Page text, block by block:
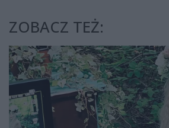
ZOBACZ TEŻ: